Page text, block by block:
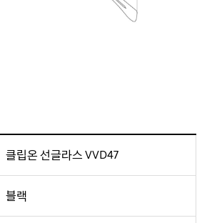
클립온 선글라스 VVD47
블랙